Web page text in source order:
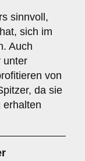
sinnvoll,
sich im
Auch
unter
von
da sie
erhalten